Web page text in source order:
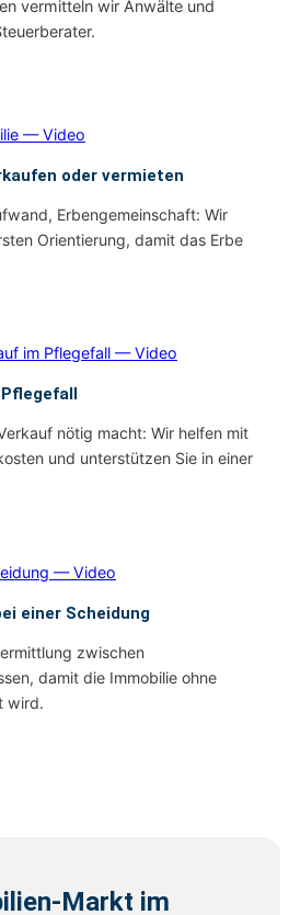
vermitteln wir Anwälte und
oder vermieten
Erbengemeinschaft: Wir
Orientierung, damit das Erbe
nötig macht: Wir helfen mit
und unterstützen Sie in einer
einer Scheidung
zwischen
damit die Immobilie ohne
wird.
Markt im